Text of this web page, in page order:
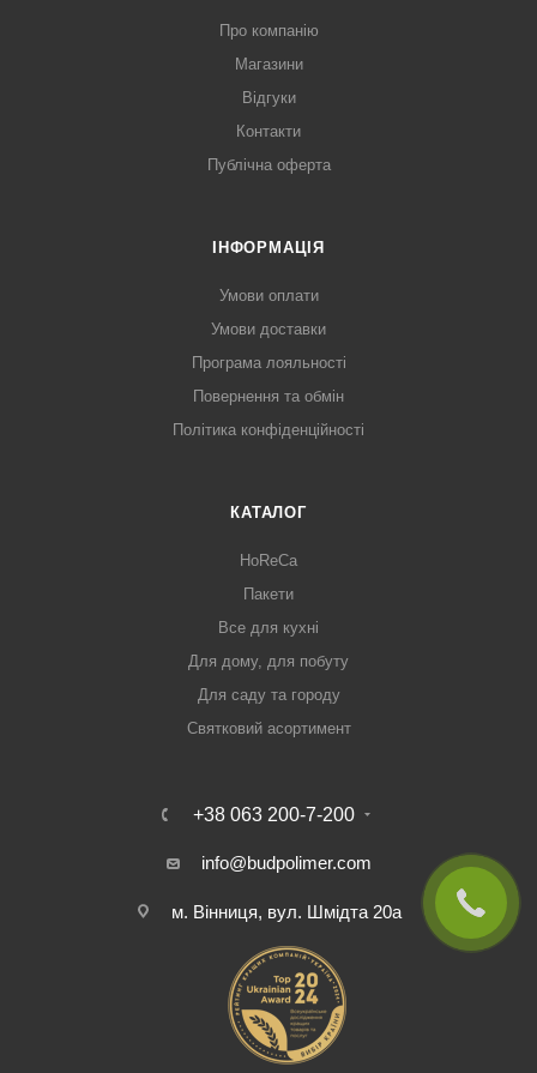
Про компанію
Магазини
Відгуки
Контакти
Публічна оферта
ІНФОРМАЦІЯ
Умови оплати
Умови доставки
Програма лояльності
Повернення та обмін
Політика конфіденційності
КАТАЛОГ
HoReCa
Пакети
Все для кухні
Для дому, для побуту
Для саду та городу
Святковий асортимент
+38 063 200-7-200
info@budpolimer.com
м. Вінниця, вул. Шмідта 20а